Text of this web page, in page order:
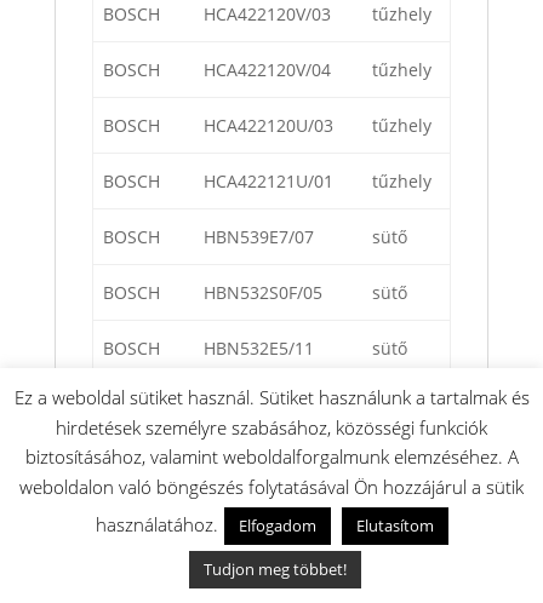
BOSCH HCA422120V/03 tűzhely
BOSCH HCA422120V/04 tűzhely
BOSCH HCA422120U/03 tűzhely
BOSCH HCA422121U/01 tűzhely
BOSCH HBN539E7/07 sütő
BOSCH HBN532S0F/05 sütő
BOSCH HBN532E5/11 sütő
BOSCH HBN532E3/10 sütő
BOSCH HBN532E0F/05 sütő
BOSCH HBN532E1F/05 sütő
HBN531S1F/08
Ez a weboldal sütiket használ. Sütiket használunk a tartalmak és
hirdetések személyre szabásához, közösségi funkciók
biztosításához, valamint weboldalforgalmunk elemzéséhez. A
weboldalon való böngészés folytatásával Ön hozzájárul a sütik
használatához.
Elfogadom
Elutasítom
Tudjon meg többet!